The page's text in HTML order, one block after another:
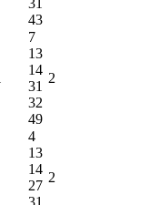
43
7
13
14
31
32
49
2
4
13
14
27
31
2